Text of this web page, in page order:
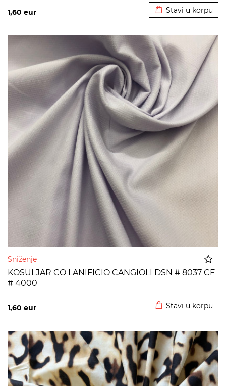
1,60 eur Stavi u korpu
Sniženje
KOSULJAR CO LANIFICIO CANGIOLI DSN # 8037 CF
# 4000
1,60 eur Stavi u korpu